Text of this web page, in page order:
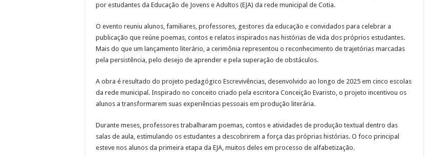
por estudantes da Educação de Jovens e Adultos (EJA) da rede municipal de Cotia.
O evento reuniu alunos, familiares, professores, gestores da educação e convidados para celebrar a
publicação que reúne poemas, contos e relatos inspirados nas histórias de vida dos próprios estudantes.
Mais do que um lançamento literário, a cerimônia representou o reconhecimento de trajetórias marcadas
pela persistência, pelo desejo de aprender e pela superação de obstáculos.
A obra é resultado do projeto pedagógico Escrevivências, desenvolvido ao longo de 2025 em cinco escolas
da rede municipal. Inspirado no conceito criado pela escritora Conceição Evaristo, o projeto incentivou os
alunos a transformarem suas experiências pessoais em produção literária.
Durante meses, professores trabalharam poemas, contos e atividades de produção textual dentro das
salas de aula, estimulando os estudantes a descobrirem a força das próprias histórias. O foco principal
esteve nos alunos da primeira etapa da EJA, muitos deles em processo de alfabetização.